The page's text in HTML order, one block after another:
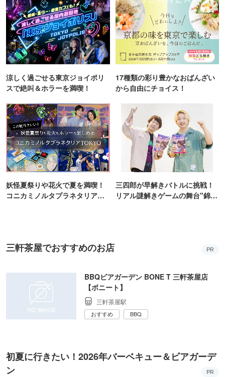
涼しく過ごせる東京ジョイポリ
スで絶叫＆ホラーを満喫！
17種類の彩り豊かなおばんざい
から自由にチョイス！
妖怪夏祭りや花火で夏を満喫！
コニカミノルタプラネタリア
三四郎が早解きバトルに挑戦！
リアル謎解きゲームの舞台"錦糸
三軒茶屋でおすすめのお店 PR
BBQビアガーデン BONE T 三軒茶屋店
【ボニート】
三軒茶屋駅
おすすめ BBQ
初夏に行きたい！2026年バーベキュー＆ビアガーデ
ン
PR